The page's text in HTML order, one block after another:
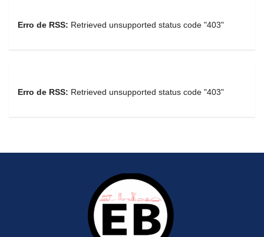
Erro de RSS: Retrieved unsupported status code "403"
Erro de RSS: Retrieved unsupported status code "403"